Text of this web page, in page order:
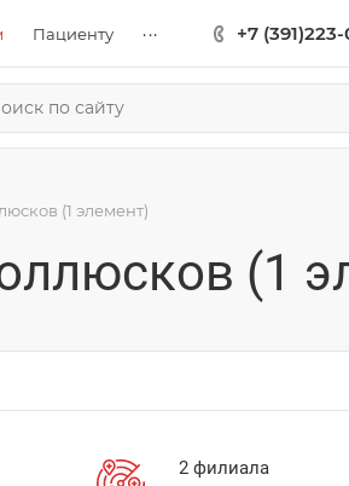
Пациенту ... +7
(1 элемент)
(1
2 филиала